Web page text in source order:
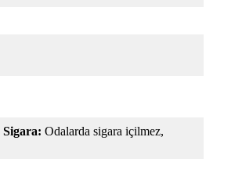
Sigara: Odalarda sigara içilmez,